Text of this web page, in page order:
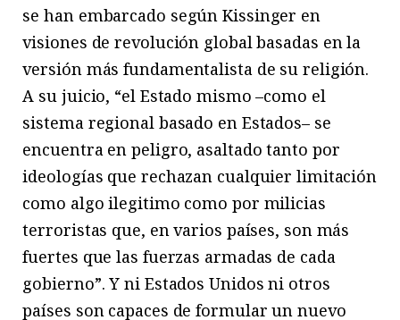
se han embarcado según Kissinger en
visiones de revolución global basadas en la
versión más fundamentalista de su religión.
A su juicio, “el Estado mismo –como el
sistema regional basado en Estados– se
encuentra en peligro, asaltado tanto por
ideologías que rechazan cualquier limitación
como algo ilegitimo como por milicias
terroristas que, en varios países, son más
fuertes que las fuerzas armadas de cada
gobierno”. Y ni Estados Unidos ni otros
países son capaces de formular un nuevo